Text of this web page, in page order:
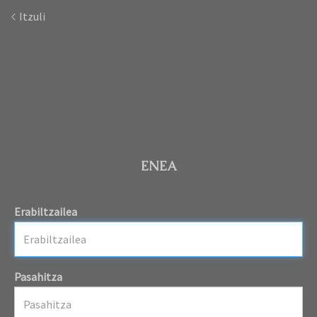
Itzuli
ENEA
Erabiltzailea
Pasahitza